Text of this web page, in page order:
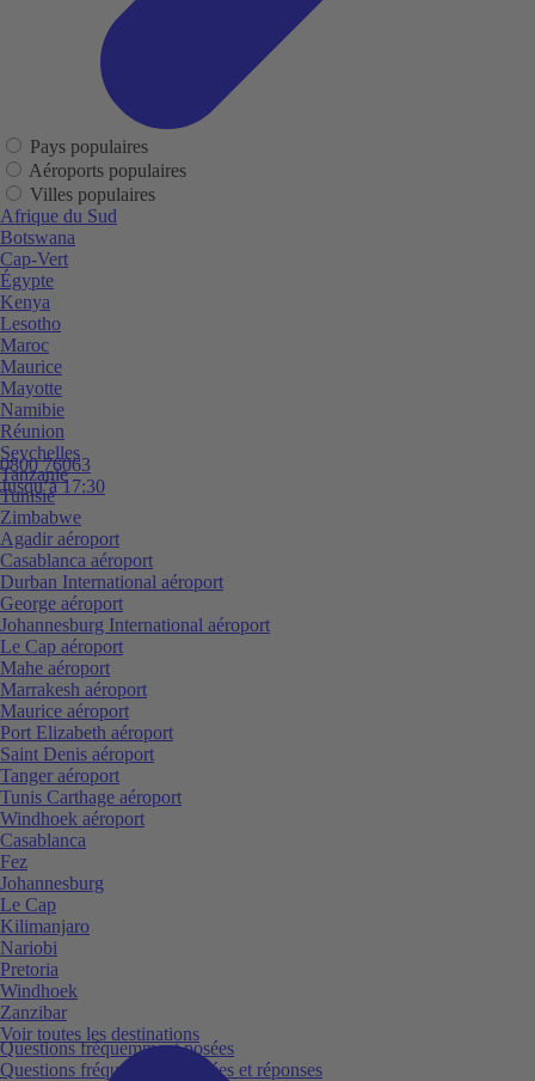
0800 76063
Jusqu’à 17:30
Questions fréquemment posées
Questions fréquemment posées et réponses
Pays populaires
Aéroports populaires
Villes populaires
Afrique du Sud
Botswana
Cap-Vert
Égypte
Kenya
Lesotho
Maroc
Maurice
Mayotte
Namibie
Réunion
Seychelles
Tanzanie
Tunisie
Zimbabwe
Agadir aéroport
Casablanca aéroport
Durban International aéroport
George aéroport
Johannesburg International aéroport
Le Cap aéroport
Mahe aéroport
Marrakesh aéroport
Maurice aéroport
Port Elizabeth aéroport
Saint Denis aéroport
Tanger aéroport
Tunis Carthage aéroport
Windhoek aéroport
Casablanca
Fez
Johannesburg
Le Cap
Kilimanjaro
Nariobi
Pretoria
Windhoek
Zanzibar
Voir toutes les destinations